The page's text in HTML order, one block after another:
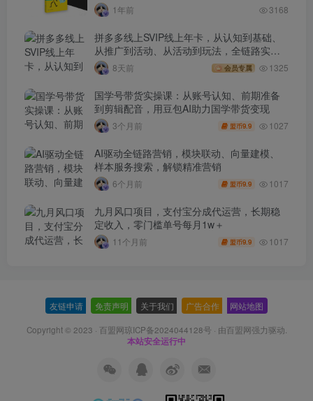
1年前 3168
拼多多线上SVIP线上年卡，从认知到基础、
从推广到活动、从活动到玩法，全链路实战
(260730)
8天前 会员专属 1325
国学号带货实操课：从账号认知、前期准备
到剪辑配音，用豆包AI助力国学带货变现
3个月前 盟币9.9 1027
AI驱动全链路营销，模块联动、向量建模、
样本服务搜索，解锁精准营销
6个月前 盟币9.9 1017
九月风口项目，支付宝分成代运营，长期稳
定收入，零门槛单号每月1w＋
11个月前 盟币9.9 1017
友链申请 免责声明 关于我们 广告合作 网站地图
Copyright © 2023 · 百盟网琼ICP备2024044128号 · 由百盟网强力驱动.
本站安全运行中